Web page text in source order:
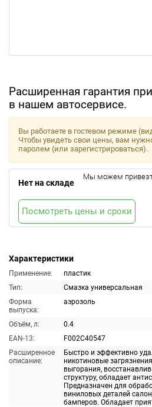
Расширенная гарантия
в нашем автосервисе.
Характеристики
Применение:
пластик
Тип:
Смазка универсальная
Форма
выпуска:
аэрозоль
Объём, л:
0.4
EAN-13:
F002C40547
Расширенное
описание:
Быстро и эффективно
никотиновые
выгорания,
структуру, обладает
Предназначен для
виниловых деталей
бамперов. Обладает
Вы работаете в гостевом режиме
Чтобы увидеть свои цены, вам
паролем (или зарегистрироваться).
Нет на складе
Мы можем
Посмотреть цены и сроки